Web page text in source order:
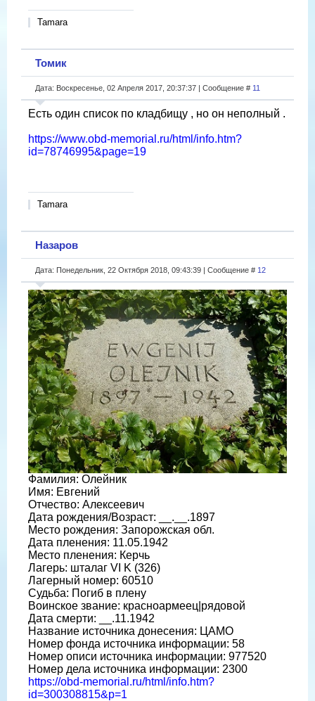
Tamara
Томик
Дата: Воскресенье, 02 Апреля 2017, 20:37:37 | Сообщение # 11
Есть один список по кладбищу , но он неполный .
https://www.obd-memorial.ru/html/info.htm?
id=78746995&page=19
Tamara
Назаров
Дата: Понедельник, 22 Октября 2018, 09:43:39 | Сообщение # 12
Фамилия: Олейник
Имя: Евгений
Отчество: Алексеевич
Дата рождения/Возраст: __.__.1897
Место рождения: Запорожская обл.
Дата пленения: 11.05.1942
Место пленения: Керчь
Лагерь: шталаг VI K (326)
Лагерный номер: 60510
Судьба: Погиб в плену
Воинское звание: красноармеец|рядовой
Дата смерти: __.11.1942
Название источника донесения: ЦАМО
Номер фонда источника информации: 58
Номер описи источника информации: 977520
Номер дела источника информации: 2300
https://obd-memorial.ru/html/info.htm?
id=300308815&p=1